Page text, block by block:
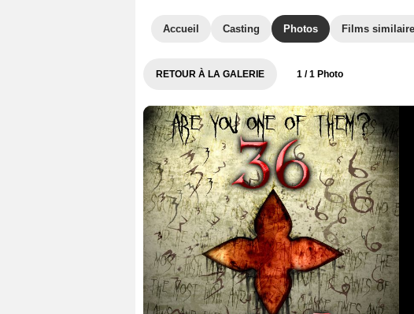
Accueil Casting Photos Films
RETOUR À LA GALERIE 1 / 1 Photo